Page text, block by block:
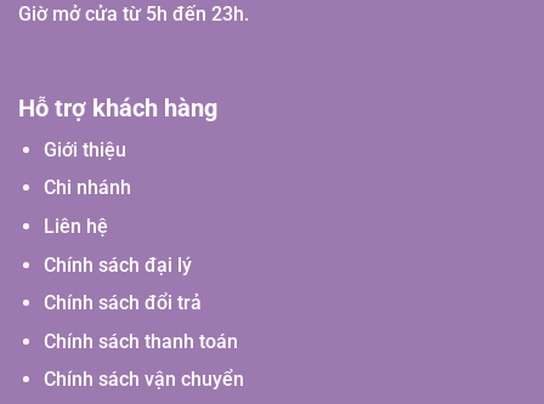
Giờ mở cửa từ 5h đến 23h.
Hỗ trợ khách hàng
Giới thiệu
Chi nhánh
Liên hệ
Chính sách đại lý
Chính sách đổi trả
Chính sách thanh toán
Chính sách vận chuyển